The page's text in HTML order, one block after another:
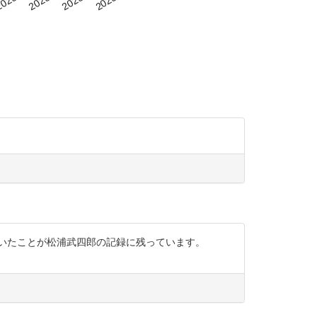
ことが松浦武四郎の記録に残っています。